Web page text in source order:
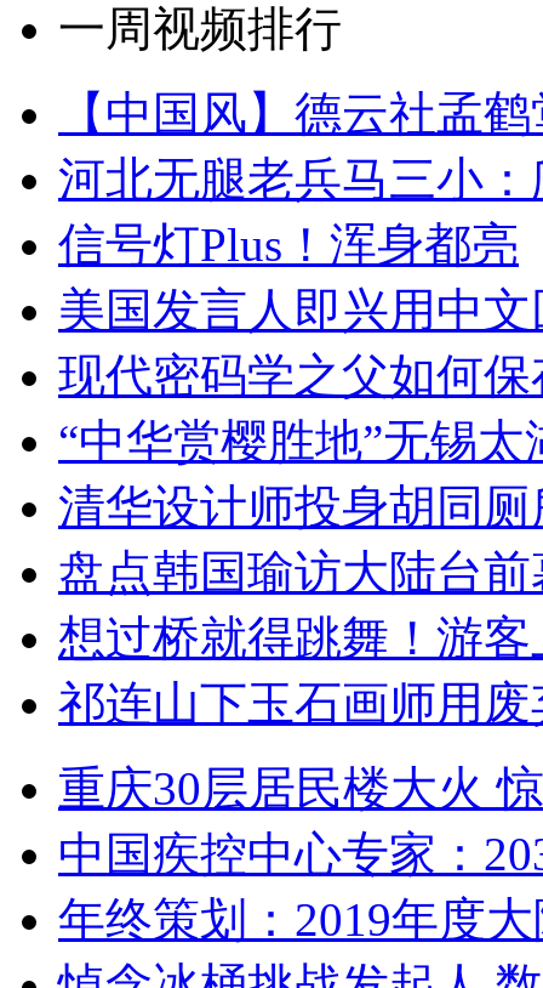
一周视频排行
【中国风】德云社孟
河北无腿老兵马三小
信号灯Plus！浑身都亮
美国发言人即兴用中
现代密码学之父如何
“中华赏樱胜地”无锡
清华设计师投身胡同
盘点韩国瑜访大陆台
想过桥就得跳舞！游客
祁连山下玉石画师用
重庆30层居民楼大火
中国疾控中心专家：
年终策划：2019年度